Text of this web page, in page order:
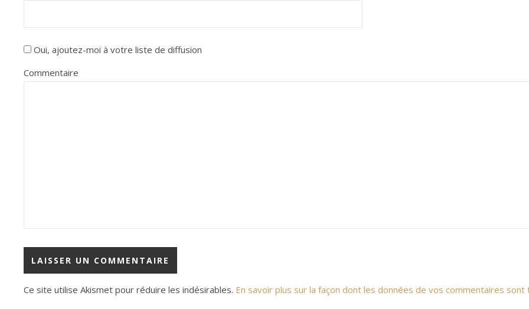
Oui, ajoutez-moi à votre liste de diffusion
Commentaire
Ce site utilise Akismet pour réduire les indésirables. En savoir plus sur la façon dont les données de vos commentaires sont